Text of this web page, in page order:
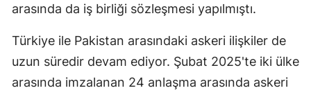
arasında da iş birliği sözleşmesi yapılmıştı.
Türkiye ile Pakistan arasındaki askeri ilişkiler de
uzun süredir devam ediyor. Şubat 2025'te iki ülke
arasında imzalanan 24 anlaşma arasında askeri